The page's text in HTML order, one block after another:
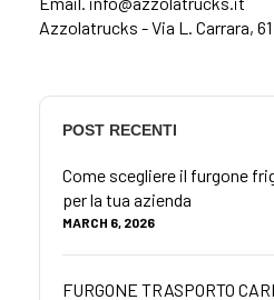
Azzolatrucks - Via L. Carrara,
POST RECENTI
Come scegliere il furgone
per la tua azienda
MARCH 6, 2026
FURGONE TRASPORTO